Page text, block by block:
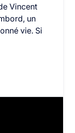
Vincent
un
vie. Si